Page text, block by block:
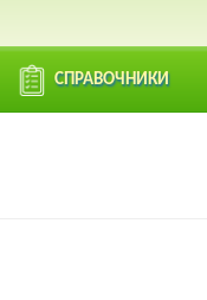
СПРАВОЧНИКИ